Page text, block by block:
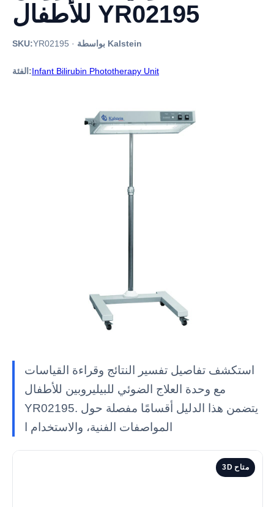
للأطفال YR02195
SKU:YR02195 · بواسطة Kalstein
الفئة:Infant Bilirubin Phototherapy Unit
استكشف تفاصيل تفسير النتائج وقراءة القياسات
مع وحدة العلاج الضوئي للبيليروبين للأطفال
YR02195. يتضمن هذا الدليل أقسامًا مفصلة حول
المواصفات الفنية، والاستخدام ا
3D متاح